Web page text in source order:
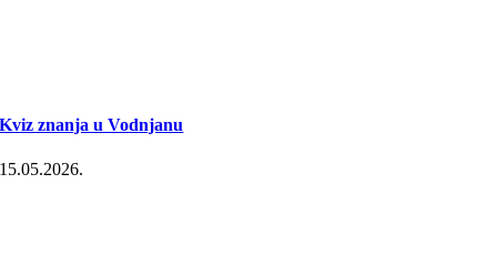
Kviz znanja u Vodnjanu
15.05.2026.